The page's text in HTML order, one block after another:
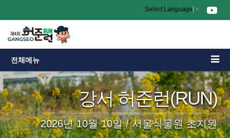
Select Language ▼
전체메뉴
강서 허준런(RUN)
2026년 10월 10일 / 서울식물원 초지원